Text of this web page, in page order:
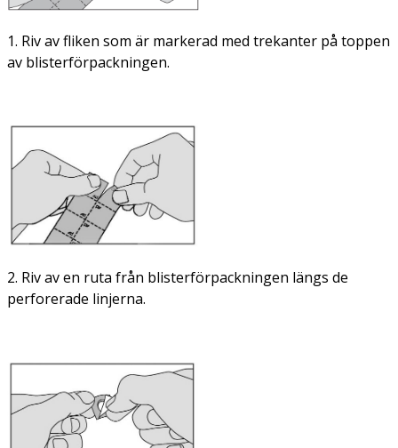
1. Riv av fliken som är markerad med trekanter på toppen
av blisterförpackningen.
2. Riv av en ruta från blisterförpackningen längs de
perforerade linjerna.